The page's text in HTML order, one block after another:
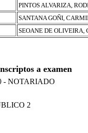
PINTOS ALVARIZA,
SANTANA GOÑI,
SEOANE DE OLIVEIRA,
a examen
- NOTARIADO
2